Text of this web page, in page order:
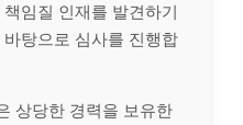
임질 인재를 발견하기
탕으로 심사를 진행합
상당한 경력을 보유한